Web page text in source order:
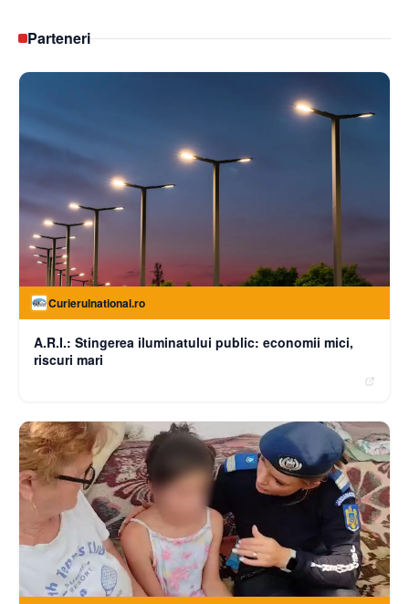
Parteneri
Curierulnational.ro
A.R.I.: Stingerea iluminatului public: economii mici,
riscuri mari